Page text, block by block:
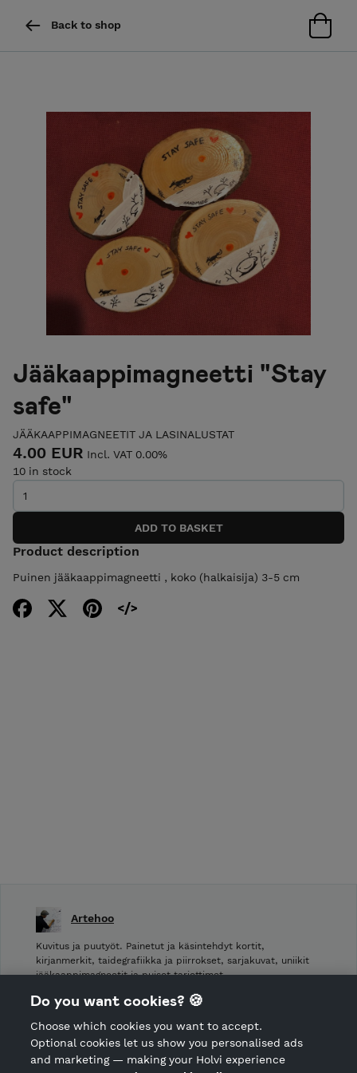
Back to shop
Jääkaappimagneetti "Stay
safe"
JÄÄKAAPPIMAGNEETIT JA LASINALUSTAT
4.00 EUR Incl. VAT 0.00%
10 in stock
Product description
Puinen jääkaappimagneetti , koko (halkaisija) 3-5 cm
Artehoo
Kuvitus ja puutyöt. Painetut ja käsintehdyt kortit,
kirjanmerkit, taidegrafiikka ja piirrokset, sarjakuvat, uniikit
jääkaappimagneetit ja puiset tarjottimet.
Shop Terms and Conditions
CANCEL ORDER
Do you want cookies? 🍪
Choose which cookies you want to accept.
Optional cookies let us show you personalised ads
and marketing — making your Holvi experience